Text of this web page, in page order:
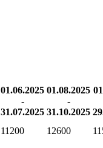
01.06.2025
-
31.07.2025
01.08.2025
-
31.10.2025
11200 12600